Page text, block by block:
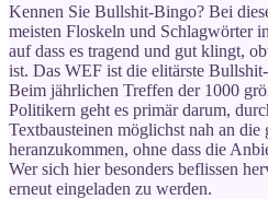
Kennen Sie Bullshit-Bingo? Bei
meisten Floskeln und Schlagwörter
auf dass es tragend und gut klingt,
ist. Das WEF ist die elitärste
Beim jährlichen Treffen der 1000
Politikern geht es primär darum,
Textbausteinen möglichst nah an
heranzukommen, ohne dass die
Wer sich hier besonders beflissen
erneut eingeladen zu werden.